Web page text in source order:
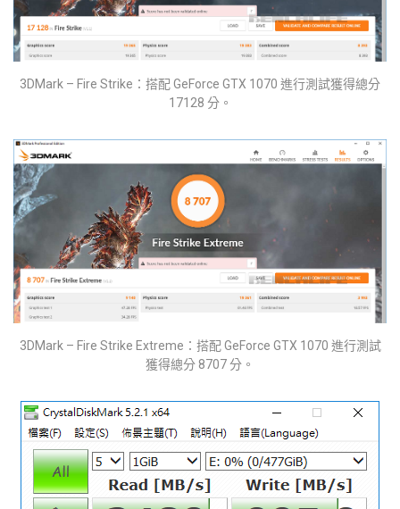
3DMark – Fire Strike：搭配 GeForce GTX 1070 進行測試獲得總分
17128 分。
3DMark – Fire Strike Extreme：搭配 GeForce GTX 1070 進行測試
獲得總分 8707 分。